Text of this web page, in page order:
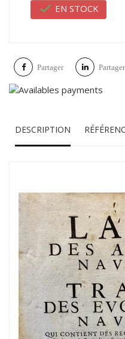
 EN STOCK
Partager Partager
DESCRIPTION